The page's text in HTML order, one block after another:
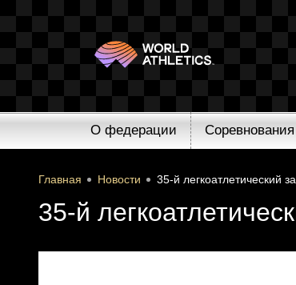
О федерации Соревнования
Главная Новости 35-й легкоатлетический
35-й